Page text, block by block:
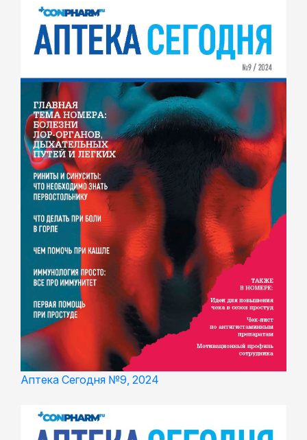
Аптека Сегодня №9, 2024